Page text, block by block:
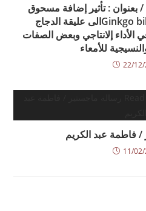
: تأثير إضافة مسحوق
أوراق نبات الجنكة Ginkgo bilobaالى عليقة الدجاج
إلانتاجي وبعض الصفات
للأمعاء
22/
عبد الكريم
11/